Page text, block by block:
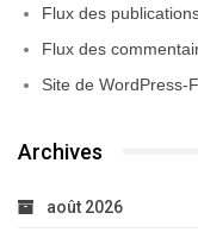
Flux des
Flux des
Site de WordPress-
Archives
août 2026